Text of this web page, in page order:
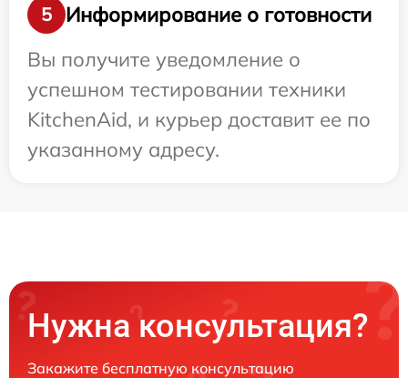
5
Информирование о готовности
Вы получите уведомление о
успешном тестировании техники
KitchenAid, и курьер доставит ее по
указанному адресу.
Нужна консультация?
Закажите бесплатную консультацию